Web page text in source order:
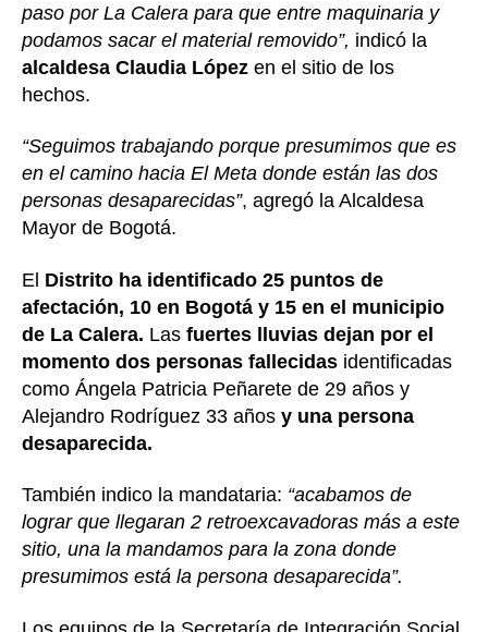
paso por La Calera para que entre maquinaria y
podamos sacar el material removido”, indicó la
alcaldesa Claudia López en el sitio de los
hechos.
“Seguimos trabajando porque presumimos que es
en el camino hacia El Meta donde están las dos
personas desaparecidas”, agregó la Alcaldesa
Mayor de Bogotá.
El Distrito ha identificado 25 puntos de
afectación, 10 en Bogotá y 15 en el municipio
de La Calera. Las fuertes lluvias dejan por el
momento dos personas fallecidas identificadas
como Ángela Patricia Peñarete de 29 años y
Alejandro Rodríguez 33 años y una persona
desaparecida.
También indico la mandataria: “acabamos de
lograr que llegaran 2 retroexcavadoras más a este
sitio, una la mandamos para la zona donde
presumimos está la persona desaparecida”.